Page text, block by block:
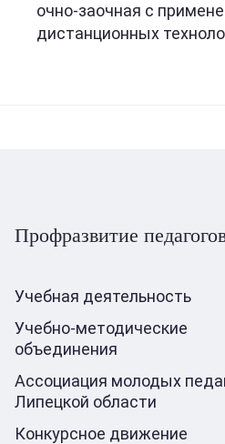
очно-заочная с
дистанционных
Профразвитие
Учебная деятельность
Учебно-методические
объединения
Ассоциация молодых
Липецкой области
Конкурсное движение